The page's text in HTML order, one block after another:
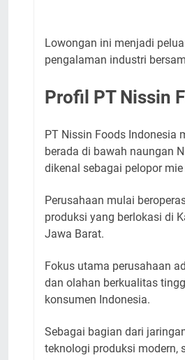
Lowongan ini menjadi
pengalaman industri
Profil PT Nissin
PT Nissin Foods Indonesia
berada di bawah naungan
dikenal sebagai pelopor
Perusahaan mulai
produksi yang berlokasi di
Jawa Barat.
Fokus utama perusahaan
dan olahan berkualitas
konsumen Indonesia.
Sebagai bagian dari
teknologi produksi modern,